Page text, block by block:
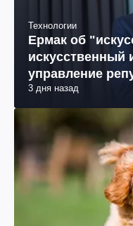
Технологии
Ермак об
искусственный
управление
3 дня назад